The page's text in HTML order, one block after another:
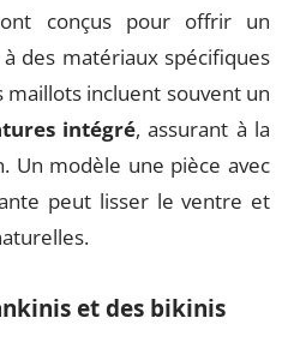
conçus pour offrir un
des matériaux spécifiques
maillots incluent souvent un
intégré, assurant à la
Un modèle une pièce avec
peut lisser le ventre et
et des bikinis